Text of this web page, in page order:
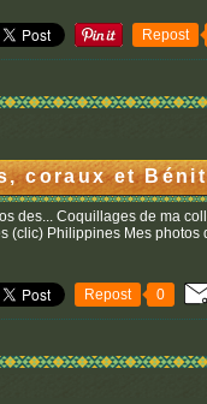
Repost
coraux et
des... Coquillages de ma
(clic) Philippines Mes
Repost 0